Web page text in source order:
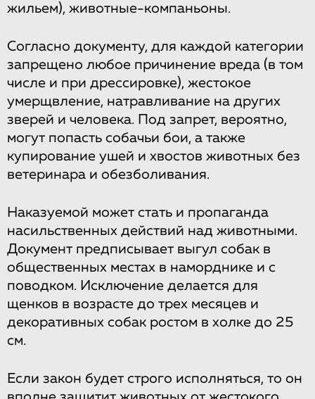
жильем),​ ​животные-компаньоны.​
Согласно документу,​ ​для​ ​каждой​ ​категории​ ​
запрещено​ ​любое​ ​причинение​ ​вреда​ ​(в​ ​том​ ​
числе​ ​и при​ ​дрессировке),​ ​жестокое​ ​
умерщвление,​ ​натравливание​ ​на​ ​других​ ​
зверей​ ​и человека.​ ​Под​ ​запрет,​ ​вероятно,​ ​
могут​ ​попасть​ ​собачьи​ ​бои,​ ​а​ ​также​ ​
купирование​ ​ушей и​ ​хвостов​ ​животных​ ​без​ ​
ветеринара​ ​и​ ​обезболивания.
​Наказуемой​ ​может​ ​стать​ ​и пропаганда​ ​
насильственных​ ​действий​ ​над​ ​животными.​ ​
Документ​ ​предписывает​ ​выгул собак​ ​в​ ​
общественных​ ​местах​ ​в​ ​наморднике​ ​и​ ​с​ ​
поводком.​ ​Исключение​ ​делается​ ​для
щенков​ ​в​ ​возрасте​ ​до​ ​трех​ ​месяцев​ ​и​ ​
декоративных​ ​собак​ ​ростом​ ​в​ ​холке​ ​до​ ​25​ ​
см.
Если​ ​закон​ ​будет​ ​строго​ ​исполняться,​ ​то​ ​он​ ​